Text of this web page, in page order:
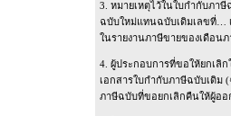
3. หมายเหตุไว้ในใบกำกับภา
ฉบับใหม่แทนฉบับเดิมเลขที่…
ในรายงานภาษีขายของเดือน
4. ผู้ประกอบการที่ขอให้ยกเลิ
เอกสารใบกำกับภาษีฉบับเดิม
ภาษีฉบับที่ขอยกเลิกคืนให้ผู้ออ